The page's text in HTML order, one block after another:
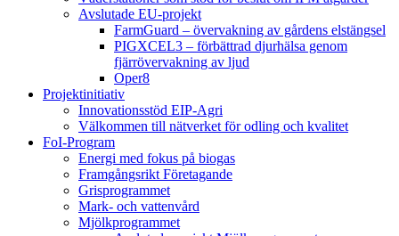
Avslutade EU-projekt
FarmGuard – övervakning av gårdens elstängsel
PIGXCEL3 – förbättrad djurhälsa genom
fjärrövervakning av ljud
Oper8
Projektinitiativ
Innovationsstöd EIP-Agri
Välkommen till nätverket för odling och kvalitet
FoI-Program
Energi med fokus på biogas
Framgångsrikt Företagande
Grisprogrammet
Mark- och vattenvård
Mjölkprogrammet